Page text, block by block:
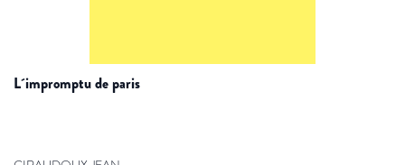
l´impromptu de paris